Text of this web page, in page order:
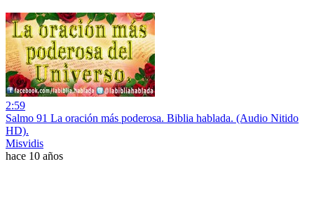
2:59
Salmo 91 La oración más poderosa. Biblia hablada. (Audio Nitido
HD).
Misvidis
hace 10 años